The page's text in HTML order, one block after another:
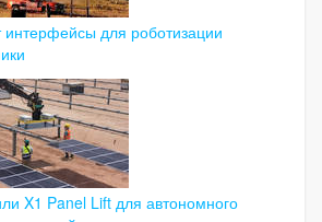
интерфейсы для роботизации
X1 Panel Lift для автономного